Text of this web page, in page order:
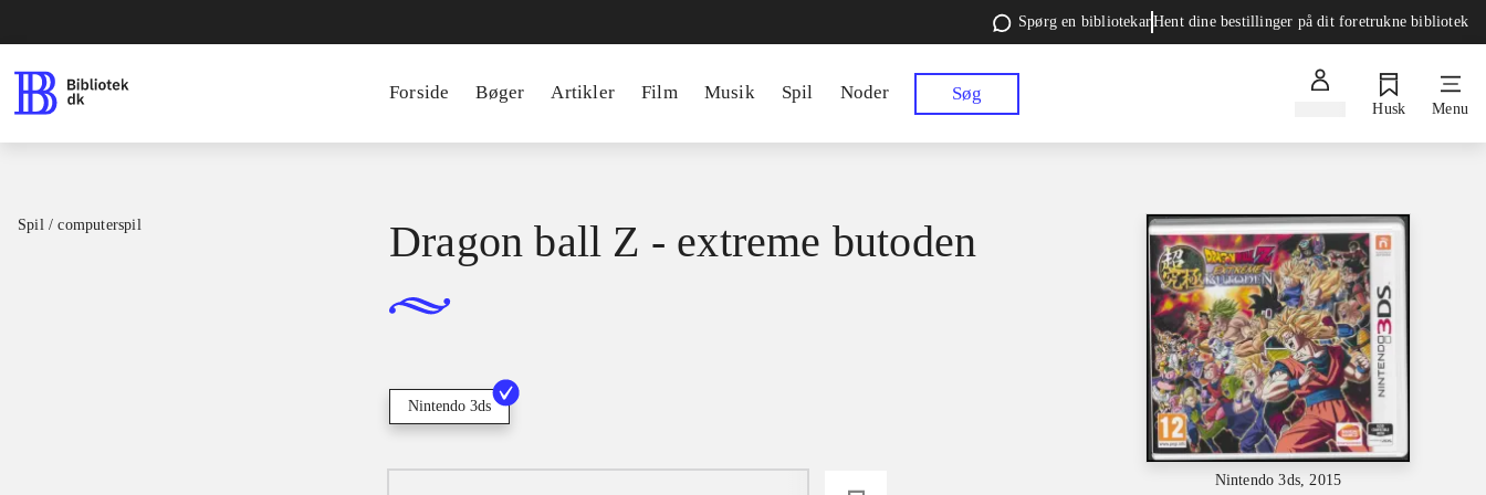
Spørg en bibliotekarHent dine bestillinger på dit foretrukne bibliotek
Forside Bøger Artikler Film Musik Spil Noder Søg
Husk Menu
Spil / computerspil
Nintendo 3ds, 2015
Dragon ball Z - extreme butoden
Nintendo 3ds